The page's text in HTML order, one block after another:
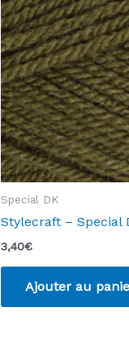
Special DK
Stylecraft – Special
3,40€
Ajouter au